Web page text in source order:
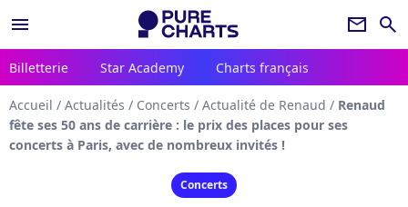
menu newsletter search
Billetterie Star Academy Charts français
Accueil / Actualités / Concerts / Actualité de Renaud / Renaud
fête ses 50 ans de carrière : le prix des places pour ses
concerts à Paris, avec de nombreux invités !
Concerts